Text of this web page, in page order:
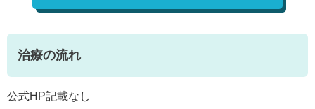
治療の流れ
公式HP記載なし